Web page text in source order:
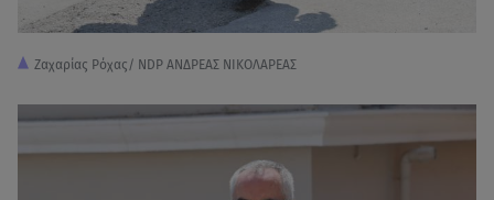
Ζαχαρίας Ρόχας/ NDP ΑΝΔΡΕΑΣ ΝΙΚΟΛΑΡΕΑΣ